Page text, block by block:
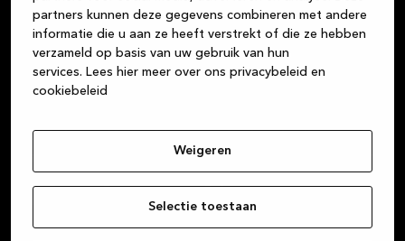
partners kunnen deze gegevens combineren met andere
informatie die u aan ze heeft verstrekt of die ze hebben
verzameld op basis van uw gebruik van hun
services. Lees hier meer over ons privacybeleid en
cookiebeleid
Weigeren
Selectie toestaan
Wij vinden dat het kopen van een keuken net zo fijn
moet zijn als het leven dat je in die keuken leidt. Alle
maaltijden die je kookt, de nachtelijke gesprekken
met vrienden onder het genot van een glas wijn, het
huiswerk dat de kinderen aan tafel maken, de
van je leven. Maar of je nu een keuken, badkamer of
garderobe koopt, wij zijn je vertrouwde partner voor
duurzame materialen. Wij streven er altijd naar om
uitstekende klantenservice te bieden, vanaf het